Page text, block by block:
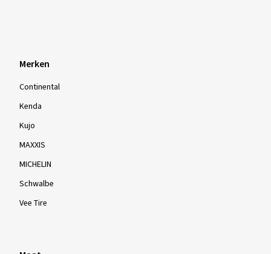
Merken
Continental
Kenda
Kujo
MAXXIS
MICHELIN
Schwalbe
Vee Tire